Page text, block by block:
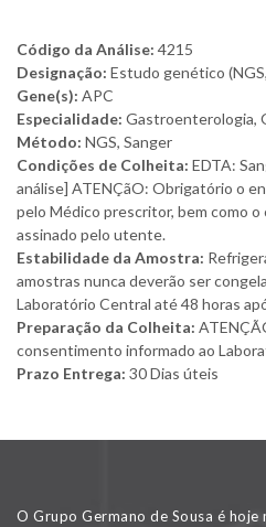
Código da Análise: 4215
Designação: Estudo genético
Gene(s): APC
Especialidade: Gastroenterologia,
Método: NGS, Sanger
Condições de Colheita: EDTA:
análise] ATENÇãO: Obrigatório o
pelo Médico prescritor, bem como
assinado pelo utente.
Estabilidade da Amostra:
amostras nunca deverão ser
Laboratório Central até 48 horas
Preparação da Colheita:
consentimento informado ao
Prazo Entrega: 30 Dias úteis
O Grupo Germano de Sousa é